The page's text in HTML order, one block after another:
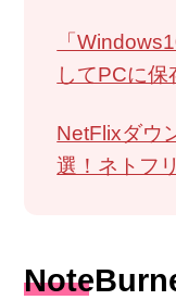
「
してPCに
NetFlixダウ
選！ネトフ